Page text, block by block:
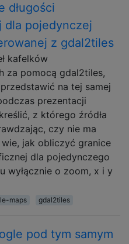
długości
dla pojedynczej
z gdal2tiles
kafelków
za pomocą gdal2tiles,
na tej samej
prezentacji
z którego źródła
czy nie ma
jak obliczyć granice
dla pojedynczego
wyłącznie o zoom, x i y
maps gdal2tiles
pod tym samym